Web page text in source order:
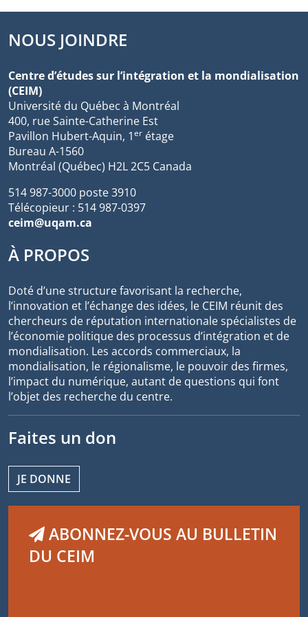
NOUS JOINDRE
Centre d’études sur l’intégration et la mondialisation
(CEIM)
Université du Québec à Montréal
400, rue Sainte-Catherine Est
Pavillon Hubert-Aquin, 1er étage
Bureau A-1560
Montréal (Québec) H2L 2C5 Canada
514 987-3000 poste 3910
Télécopieur : 514 987-0397
ceim@uqam.ca
À PROPOS
Doté d’une structure favorisant la recherche,
l’innovation et l’échange des idées, le CEIM réunit des
chercheurs de réputation internationale spécialistes de
l’économie politique des processus d’intégration et de
mondialisation. Les accords commerciaux, la
mondialisation, le régionalisme, le pouvoir des firmes,
l’impact du numérique, autant de questions qui font
l’objet des recherche du centre.
Faites un don
JE DONNE
ABONNEZ-VOUS AU BULLETIN
DU CEIM